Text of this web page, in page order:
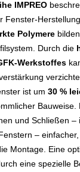
IMPREO
Fenster-Herstellung.
Polymere
Durch die
Werkstoffes
ist um 30 %
Bauweise.
und Schließen –
–
Montage. Eine
eine spezielle